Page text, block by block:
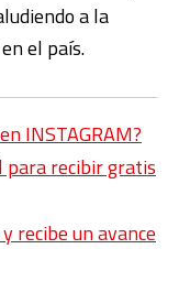
a la
el país.
INSTAGRAM?
para recibir gratis
recibe un avance